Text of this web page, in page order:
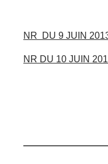
NR DU 9 JUIN
NR DU 10 JUIN